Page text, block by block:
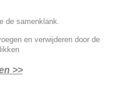
de samenklank.
en verwijderen door de
>>